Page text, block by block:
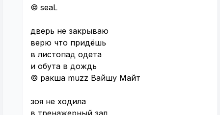
© seaL
дверь не закрываю
верю что придёшь
в листопад одета
и обута в дождь
© ракша muzz Вайшу Майт
зоя не ходила